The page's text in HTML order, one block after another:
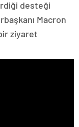
desteği
Macron
ziyaret